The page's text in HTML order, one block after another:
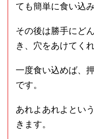
ても簡単に食い込み
その後は勝手にど
き、穴をあけてくれ
一度食い込めば、
です。
あれよあれよとい
きます。